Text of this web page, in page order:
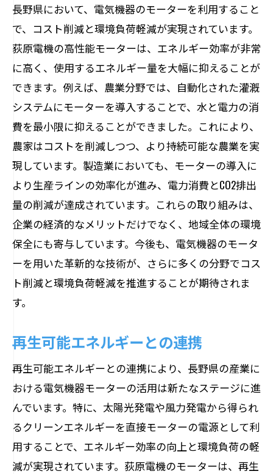
長野県において、電気機器のモーターを利用すること
で、コスト削減と環境負荷軽減が実現されています。
荻原電機の高性能モーターは、エネルギー効率が非常
に高く、使用するエネルギー量を大幅に抑えることが
できます。例えば、農業分野では、自動化された灌漑
システムにモーターを導入することで、水と電力の消
費を最小限に抑えることができました。これにより、
農家はコストを削減しつつ、より持続可能な農業を実
現しています。製造業においても、モーターの導入に
より生産ラインの効率化が進み、電力消費とCO2排出
量の削減が達成されています。これらの取り組みは、
企業の経済的なメリットだけでなく、地域全体の環境
保全にも寄与しています。今後も、電気機器のモータ
ーを用いた革新的な技術が、さらに多くの分野でコス
ト削減と環境負荷軽減を推進することが期待されま
す。
再生可能エネルギーとの連携
再生可能エネルギーとの連携により、長野県の産業に
おける電気機器モーターの活用は新たなステージに進
んでいます。特に、太陽光発電や風力発電から得られ
るクリーンエネルギーを直接モーターの電源として利
用することで、エネルギー効率の向上と環境負荷の軽
減が実現されています。荻原電機のモーターは、再生